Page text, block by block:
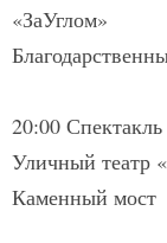
«ЗаУглом»
20:00
Уличный театр
Каменный мост